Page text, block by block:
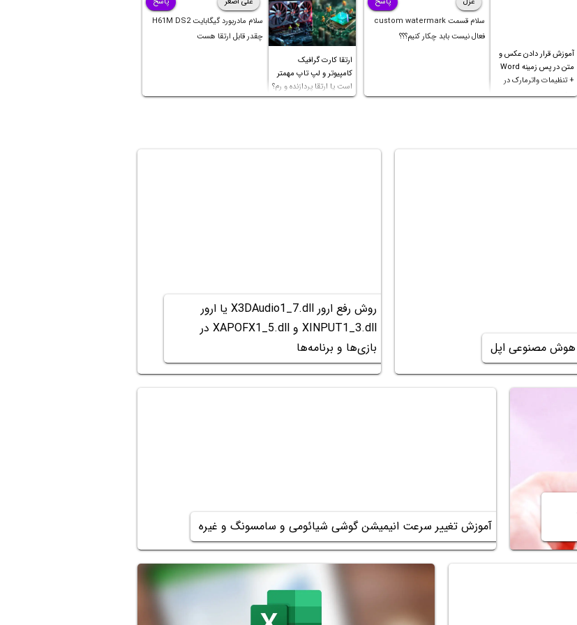
screen. It will minimize the Xbox Game Bar
but keep the Performance overlay pinned on
the screen.
Step 2: Go to the top-right area and click on
the Settings icon.
Step 3: Scroll down to the In-Game Overlay
section. Click on the toggle to enable the
overlay feature if it isn’t active.
آموزش قرار دادن عکس و
متن در پس زمینه Word
+ تنظیمات واترمارک در
ورد
سلام قسمت custom watermark
فعال نیست بابد چکار کنیم؟؟؟
ارتقا کارت گرافیک
کامپیوتر و لپ تاپ مهمتر
است یا ارتقا پردازنده و رم؟
سلام مادربورد گیگابایت H61M DS2
چقدر قابل ارتقا هست
روش رفع ارور X3DAudio1_7.dll یا ارور
XINPUT1_3.dll و XAPOFX1_5.dll در
بازی‌ها و برنامه‌ها
آموزش تغییر سرعت انیمیشن گوشی شیائومی و سامسونگ و غیره